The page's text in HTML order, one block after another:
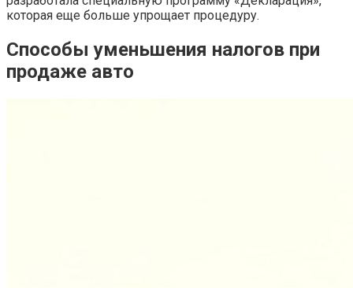
которая еще больше упрощает процедуру.
Способы уменьшения налогов при
продаже авто